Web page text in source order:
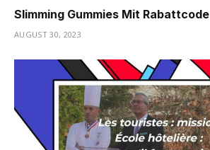
Slimming Gummies Mit Rabattcode
AUGUST 30, 2023